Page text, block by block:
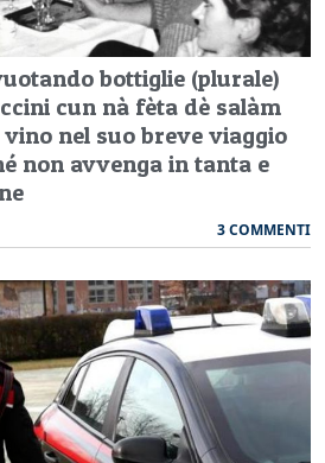
bottiglie (plurale)
cun nà fèta dè salàm
nel suo breve viaggio
non avvenga in tanta e
3 COMMENTI